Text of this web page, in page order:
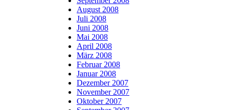
August 2008
Juli 2008
Juni 2008
Mai 2008
April 2008
März 2008
Februar 2008
Januar 2008
Dezember 2007
November 2007
Oktober 2007